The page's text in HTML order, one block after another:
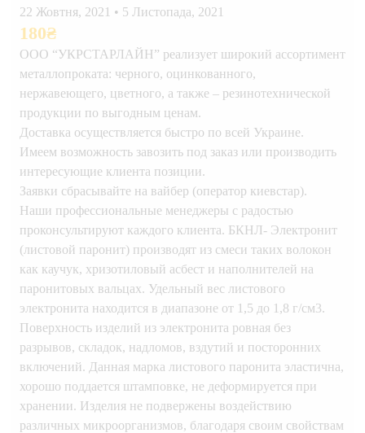
22 Жовтня, 2021 • 5 Листопада, 2021
180₴
ООО “УКРСТАРЛАЙН” реализует широкий ассортимент
металлопроката: черного, оцинкованного,
нержавеющего, цветного, а также – резинотехнической
продукции по выгодным ценам.
Доставка осуществляется быстро по всей Украине.
Имеем возможность завозить под заказ или производить
интересующие клиента позиции.
Заявки сбрасывайте на вайбер (оператор киевстар).
Наши профессиональные менеджеры с радостью
проконсультируют каждого клиента. БКНЛ- Электронит
(листовой паронит) производят из смеси таких волокон
как каучук, хризотиловый асбест и наполнителей на
паронитовых вальцах. Удельный вес листового
электронита находится в диапазоне от 1,5 до 1,8 г/см3.
Поверхность изделий из электронита ровная без
разрывов, складок, надломов, вздутий и посторонних
включений. Данная марка листового паронита эластична,
хорошо поддается штамповке, не деформируется при
хранении. Изделия не подвержены воздействию
различных микроорганизмов, благодаря своим свойствам